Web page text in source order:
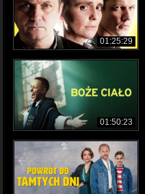
01:25:29
01:50:23